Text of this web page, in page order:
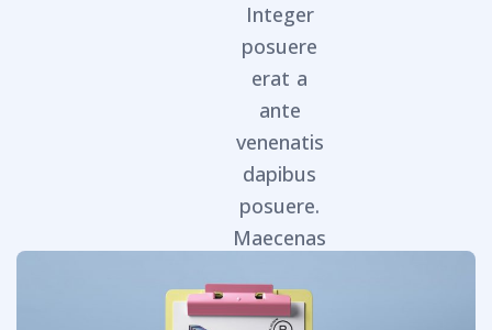
Integer
posuere
erat a
ante
venenatis
dapibus
posuere.
Maecenas
mollis